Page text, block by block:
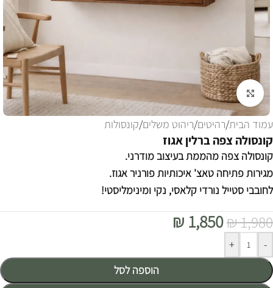
לחצו להגדלה
עמוד הבית/רהיטים/ריהוט משלים/קונסולות
קונסולה צפה ברלין אגוז
קונסולה צפה מהממת בעיצוב מודרני.
מגירות פתיחה טאצ' איכותיות פורניר אגוז.
לחובבי סטייל נורדי קלאסי, נקי ומינימליסטי!
₪1,980
₪ 1,850
-
+
הוספה לסל
Alternative: